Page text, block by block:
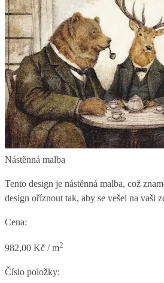
Nástěnná malba
Tento design je nástěnná malba, což
design oříznout tak, aby se vešel na vaši
Cena:
982,00 Kč / m2
Číslo položky: